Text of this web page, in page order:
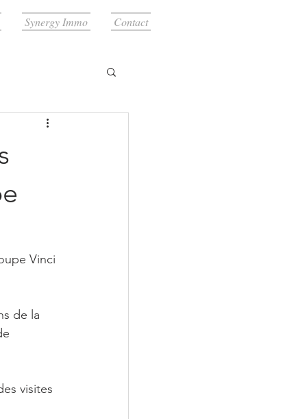
Synergy Immo Contact
Vinci
de la
visites